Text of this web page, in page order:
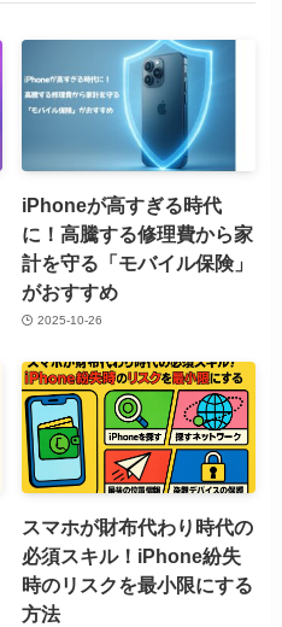
iPhoneが高すぎる時代
に！高騰する修理費から家
計を守る「モバイル保険」
がおすすめ
2025-10-26
スマホが財布代わり時代の
必須スキル！iPhone紛失
時のリスクを最小限にする
方法